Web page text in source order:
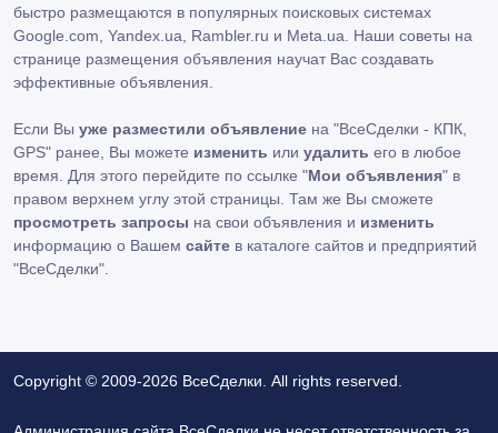
быстро размещаются в популярных поисковых системах
Google.com, Yandex.ua, Rambler.ru и Meta.ua. Наши советы на
странице размещения объявления научат Вас создавать
эффективные объявления.
Если Вы уже разместили объявление на "ВсеСделки - КПК,
GPS" ранее, Вы можете изменить или удалить его в любое
время. Для этого перейдите по ссылке "Мои объявления" в
правом верхнем углу этой страницы. Там же Вы сможете
просмотреть запросы на свои объявления и изменить
информацию о Вашем сайте в каталоге сайтов и предприятий
"ВсеСделки".
Copyright © 2009-2026 ВсеСделки. All rights reserved.